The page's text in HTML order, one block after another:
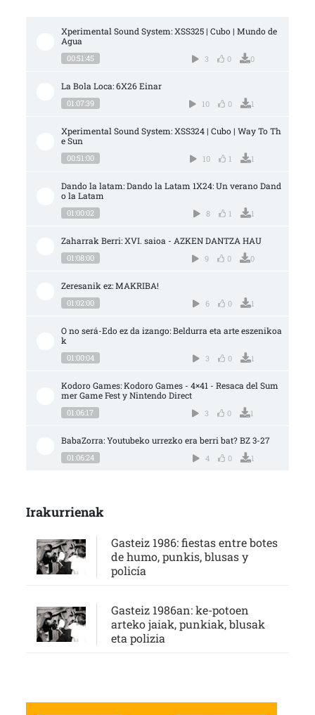
Xperimental Sound System: XSS325 | Cubo | Mundo de
Agua
00:51:45 3 0 0
La Bola Loca: 6X26 Einar
01:07:39 10 0 1
Xperimental Sound System: XSS324 | Cubo | Way To Th
e Sun
00:51:00 10 1 1
Dando la latam: Dando la Latam 1X24: Un verano Dand
o la Latam
01:00:02 8 1 1
Zaharrak Berri: XVI. saioa - AZKEN DANTZA HAU
01:08:00 9 0 0
Zeresanik ez: MAKRIBA!
01:02:00 6 0 1
O no será-Edo ez da izango: Beldurra eta arte eszenikoa
k
01:00:04 3 0 1
Kodoro Games: Kodoro Games - 4×41 - Resaca del Sum
mer Game Fest y Nintendo Direct
01:06:17 3 0 1
BabaZorra: Youtubeko urrezko era berri bat? BZ 3-27
01:06:24 4 0 1
Irakurrienak
Gasteiz 1986: fiestas entre botes
de humo, punkis, blusas y
policía
Gasteiz 1986an: ke-potoen
arteko jaiak, punkiak, blusak
eta polizia